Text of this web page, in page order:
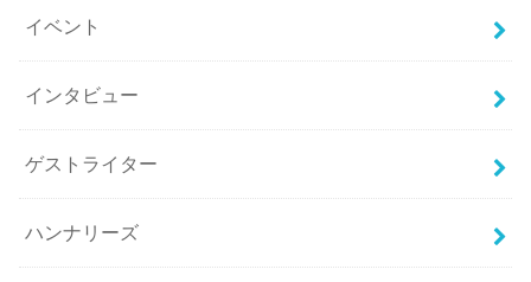
イベント
インタビュー
ゲストライター
ハンナリーズ